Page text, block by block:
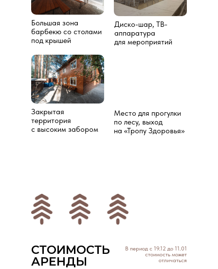
Место для прогулки
по лесу, выход
на «Тропу Здоровья»
Диско-шар, ТВ-
аппаратура
для мероприятий
Большая зона
барбекю со столами
под крышей
Закрытая
территория
с высоким забором
СТОИМОСТЬ
АРЕНДЫ
В период с 19.12 до 11.01
стоимость может
отличаться